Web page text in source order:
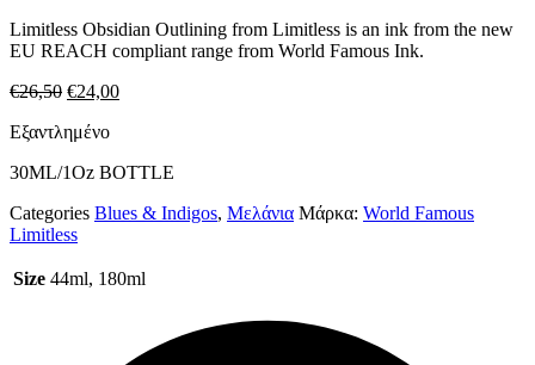
Limitless Obsidian Outlining from Limitless is an ink from the new
EU REACH compliant range from World Famous Ink.
€26,50 Original
was:
€24,00Η
€24,00.
Εξαντλημένο
30ML/1Oz BOTTLE
Categories Blues & Indigos, Μελάνια Μάρκα: World Famous
Limitless
Size 44ml, 180ml